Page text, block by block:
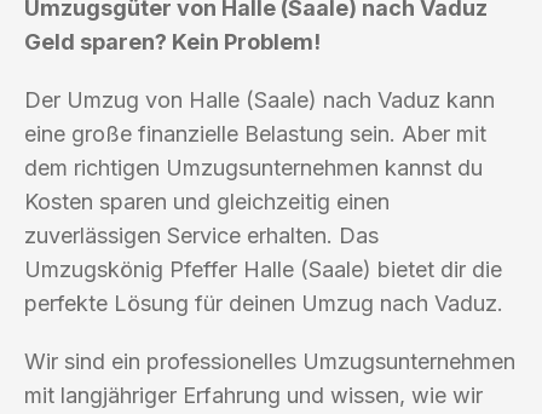
Umzugsgüter von Halle (Saale) nach Vaduz
Geld sparen? Kein Problem!
Der Umzug von Halle (Saale) nach Vaduz kann
eine große finanzielle Belastung sein. Aber mit
dem richtigen Umzugsunternehmen kannst du
Kosten sparen und gleichzeitig einen
zuverlässigen Service erhalten. Das
Umzugskönig Pfeffer Halle (Saale) bietet dir die
perfekte Lösung für deinen Umzug nach Vaduz.
Wir sind ein professionelles Umzugsunternehmen
mit langjähriger Erfahrung und wissen, wie wir